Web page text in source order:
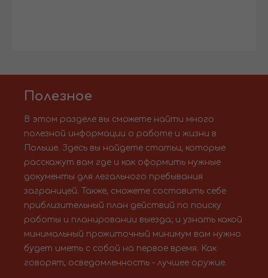
Полезное
В этом разделе вы сможете найти много
полезной информации о работе и жизни в
Польше. Здесь вы найдете статьи, которые
расскажут вам где и как оформить нужные
документы для легального пребывания
заграницей. Также, сможете составить себе
приблизительный план действий по поиску
работы и планировании выезда; и узнать какой
минимальный прожиточный минимум вам нужно
будет иметь с собой на первое время. Как
говорят, осведомленность - лучшее оружие.